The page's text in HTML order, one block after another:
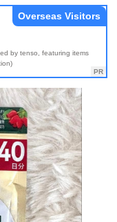
by tenso, featuring items
Overseas Visitors